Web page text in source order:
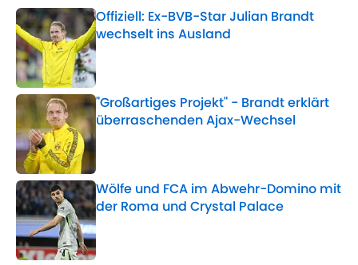
Offiziell: Ex-BVB-Star Julian Brandt
wechselt ins Ausland
Published by on Invalid Date
"Großartiges Projekt" - Brandt erklärt
überraschenden Ajax-Wechsel
Published by on Invalid Date
Wölfe und FCA im Abwehr-Domino mit
der Roma und Crystal Palace
Published by on Invalid Date